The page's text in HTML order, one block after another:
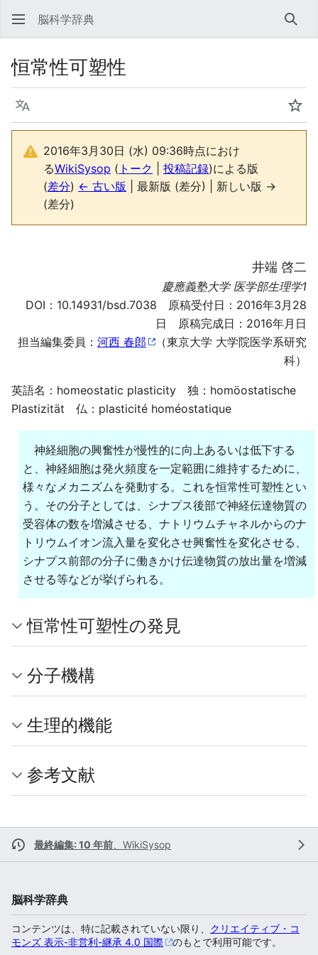
脳科学辞典 検索
恒常性可塑性
言語 ウ
2016年3月30日 (水) 09:36時点におけ
るWikiSysop ( トーク 投稿記録)による版
(差分) ← 古い版 | 最新版 (差分) | 新しい版 →
(差分)
井端 啓二
慶應義塾大学 医学部生理学1
DOI： 10.14931/bsd.7038 原稿受付日：2016年3月28
日 原稿完成日：2016年月日
担当編集委員： 河西 春郎
（東京大学 大学院医学系研究
科）
英語名：homeostatic plasticity 独：homöostatische
Plastizität 仏：plasticité homéostatique
神経細胞の興奮性が慢性的に向上あるいは低下する
と、神経細胞は発火頻度を一定範囲に維持するために、
様々なメカニズムを発動する。これを恒常性可塑性とい
う。その分子としては、シナプス後部で神経伝達物質の
受容体の数を増減させる、ナトリウムチャネルからのナ
トリウムイオン流入量を変化させ興奮性を変化させる、
シナプス前部の分子に働きかけ伝達物質の放出量を増減
させる等などが挙げられる。
恒常性可塑性の発見
分子機構
生理的機能
参考文献
最終編集: 10 年前 WikiSysop
脳科学辞典
コンテンツは、特に記載されていない限り、 クリエイティブ・コ
モンズ 表示-非営利-継承 4.0 国際
のもとで利用可能です。